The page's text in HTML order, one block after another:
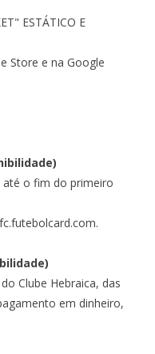
ESTÁTICO E
Store e na Google
até o fim do primeiro
Clube Hebraica, das
em dinheiro,